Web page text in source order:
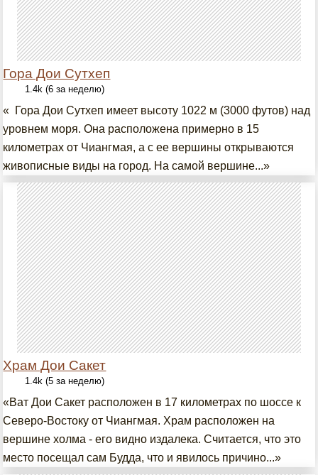
Гора Дои Сутхеп
1.4k (6 за неделю)
« Гора Дои Сутхеп имеет высоту 1022 м (3000 футов) над
уровнем моря. Она расположена примерно в 15
километрах от Чиангмая, а с ее вершины открываются
живописные виды на город. На самой вершине...»
Храм Дои Сакет
1.4k (5 за неделю)
«Ват Дои Сакет расположен в 17 километрах по шоссе к
Северо-Востоку от Чиангмая. Храм расположен на
вершине холма - его видно издалека. Считается, что это
место посещал сам Будда, что и явилось причино...»